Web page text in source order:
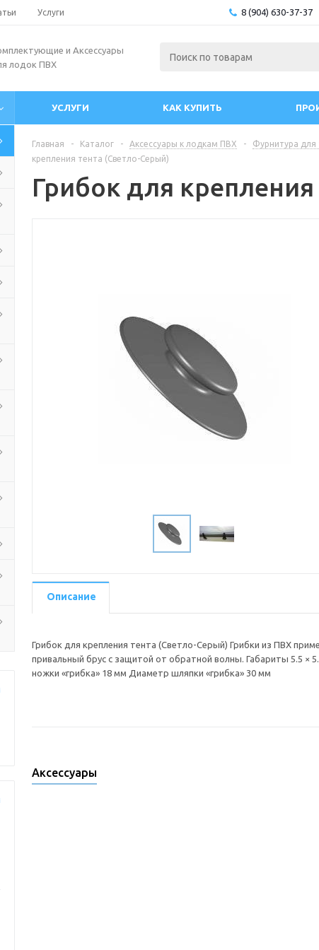
Услуги 8 (904) 630-37-37
и Аксессуары
лодок ПВХ
УСЛУГИ КАК КУПИТЬ
Главная - Каталог - Аксессуары к лодкам ПВХ - Фурнитура для
крепления тента (Светло-Серый)
Грибок для
Описание
Грибок для крепления тента (Светло-Серый) Грибки из ПВХ
привальный брус с защитой от обратной волны. Габариты 5.5
ножки «грибка» 18 мм Диаметр шляпки «грибка» 30 мм
Аксессуары